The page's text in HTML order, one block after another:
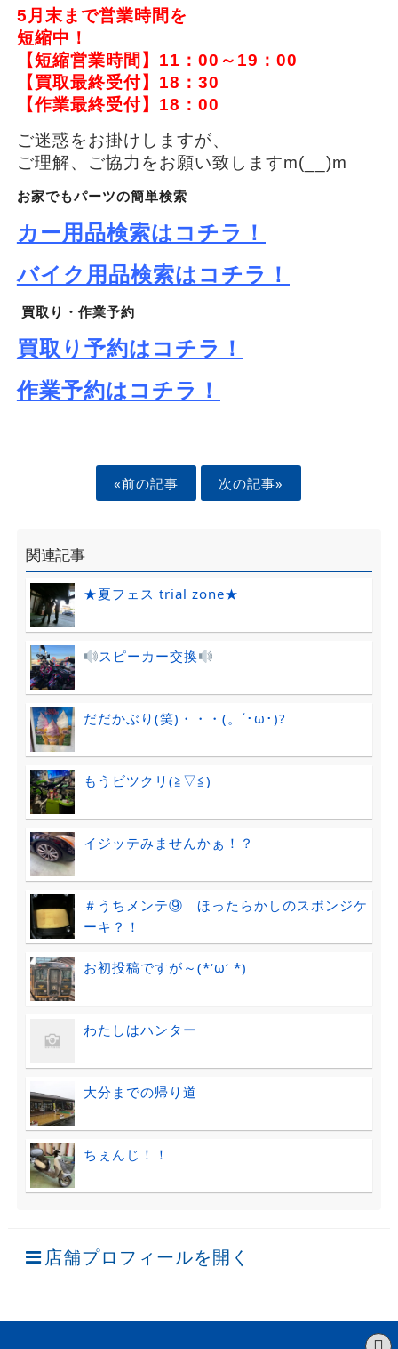
5月末まで営業時間を
短縮中！
【短縮営業時間】11：00～19：00
【買取最終受付】18：30
【作業最終受付】18：00
ご迷惑をお掛けしますが、
ご理解、ご協力をお願い致しますm(__)m
お家でもパーツの簡単検索
カー用品検索はコチラ！
バイク用品検索はコチラ！
買取り・作業予約
買取り予約はコチラ！
作業予約はコチラ！
«前の記事 次の記事»
関連記事
★夏フェス trial zone★
スピーカー交換
だだかぶり(笑)・・・(。´･ω･)?
もうビツクリ(≧▽≦)
イジッテみませんかぁ！？
＃うちメンテ⑨ ほったらかしのスポンジケ
ーキ？！
お初投稿ですが～(*‘ω‘ *)
わたしはハンター
大分までの帰り道
ちぇんじ！！
店舗プロフィールを開く